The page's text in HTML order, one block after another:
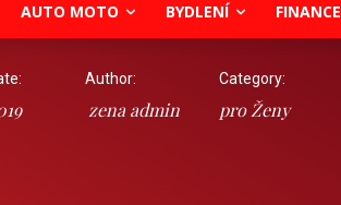
AUTO MOTO BYDLENÍ FINANCE
Author:
zena admin
Category:
pro Ženy